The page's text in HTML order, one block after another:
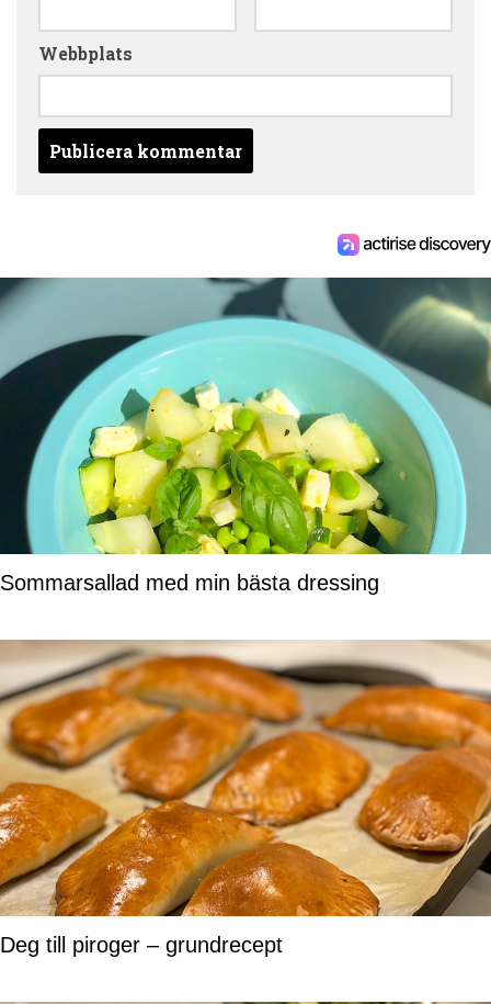
Webbplats
Sommarsallad med min bästa dressing
Deg till piroger – grundrecept